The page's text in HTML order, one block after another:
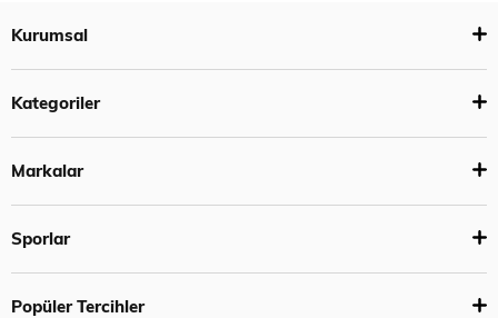
Kurumsal
Kategoriler
Markalar
Sporlar
Popüler Tercihler